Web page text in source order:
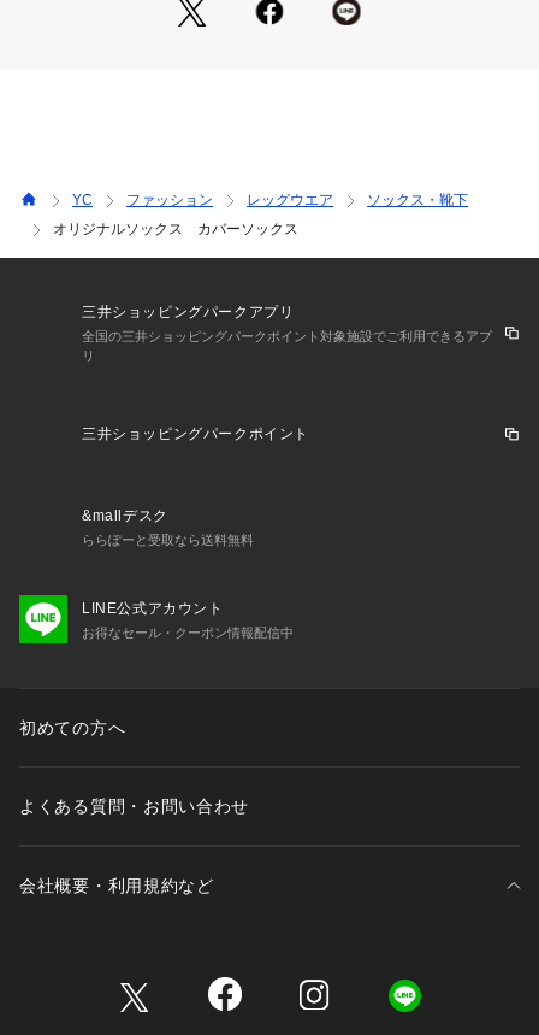
※この商品はサンプルでの撮影を行っています。
YC ファッション レッグウエア
ソックス・靴下
オリジナルソックス カバーソックス
三井ショッピングパークアプリ
全国の三井ショッピングパークポイント対象施設でご利用できるアプ
リ
三井ショッピングパークポイント
&mallデスク
ららぽーと受取なら送料無料
LINE公式アカウント
お得なセール・クーポン情報配信中
初めての方へ
よくある質問・お問い合わせ
会社概要・利用規約など